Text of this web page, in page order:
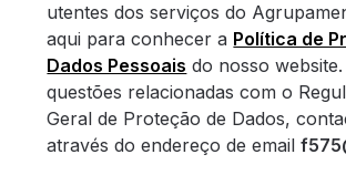
utentes dos serviços do
aqui para conhecer a Política de
Dados Pessoais do nosso
questões relacionadas com o
Geral de Proteção de Dados,
através do endereço de email